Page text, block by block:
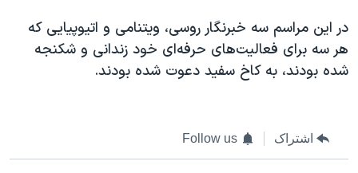
در این مراسم سه خبرنگار روسی، ویتنامی و اتیوپیایی که
هر سه برای فعالیت‌های حرفه‌ای خود زندانی و شکنجه
شده بودند، به کاخ سفید دعوت شده بودند.
اشتراک Follow us